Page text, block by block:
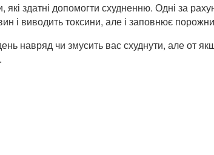
які здатні допомогти схудненню. Одні за
і виводить токсини, але і заповнює
навряд чи змусить вас схуднути, але от